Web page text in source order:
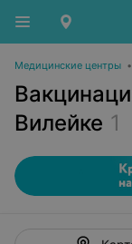
Медицинские центры •
Вилейке 1